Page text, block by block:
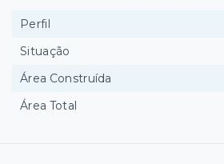
Perfil
Situação
Área Construída
Área Total